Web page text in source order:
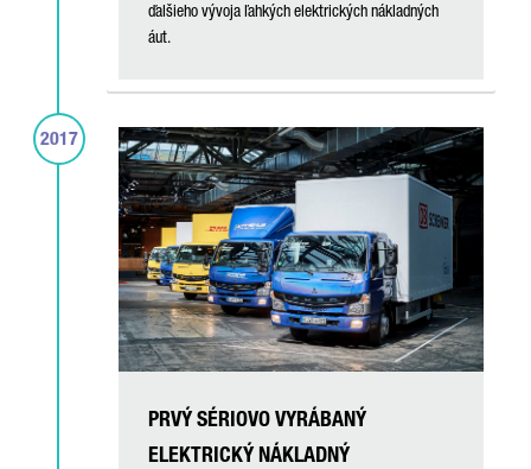
ďalšieho vývoja ľahkých elektrických nákladných
áut.
PRVÝ SÉRIOVO VYRÁBANÝ
ELEKTRICKÝ NÁKLADNÝ
2017